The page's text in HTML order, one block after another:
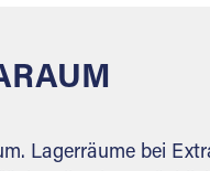
haben.
Lagerräume bei